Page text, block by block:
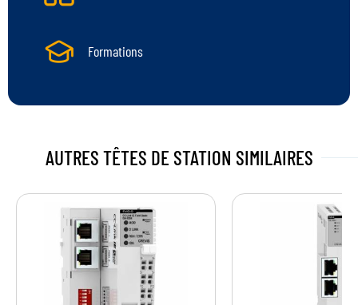
Formations
AUTRES TÊTES DE STATION SIMILAIRES